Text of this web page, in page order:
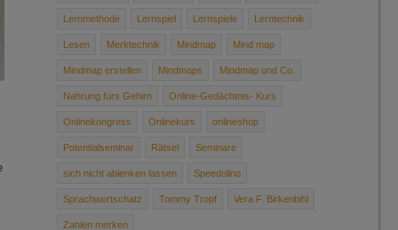
Lernmethode Lernspiel Lernspiele Lerntechnik
Lesen Merktechnik Mindmap Mind map
Mindmap erstellen Mindmaps Mindmap und Co.
Nahrung ­fürs ­Gehirn Online-Gedächtnis- Kurs
Onlinekongress Onlinekurs onlineshop
Potentialseminar Rätsel Seminare
sich ­nicht ­ablenken ­lassen Speedolino
Sprachwortschatz Tommy Tropf Vera F. Birkenbihl
Zahlen merken